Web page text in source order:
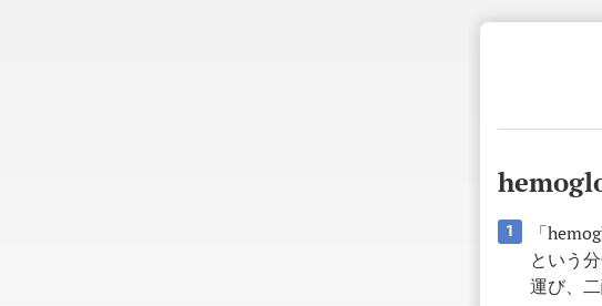
1
「
という
運び、